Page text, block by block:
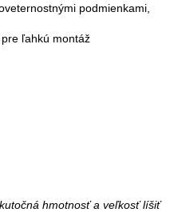
podmienkami,
ľahkú montáž
hmotnosť a veľkosť líšiť